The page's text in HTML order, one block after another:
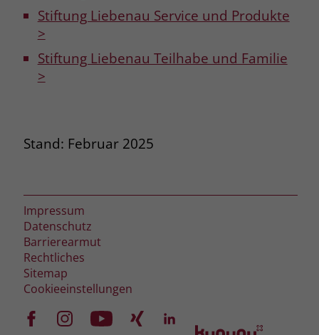
Stiftung Liebenau Service und Produkte
>
Stiftung Liebenau Teilhabe und Familie
>
Stand: Februar 2025
Impressum
Datenschutz
Barrierearmut
Rechtliches
Sitemap
Cookieeinstellungen